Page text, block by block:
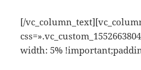
[/
width: 5%